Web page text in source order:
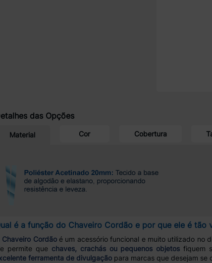
das Opções
Material Cor Cobertura
é a função do Chaveiro Cordão e por que ele é tão
Chaveiro Cordãoé um acessório funcional e muito utilizado no
permite que chaves, crachás ou pequenos objetos fiquem
ferramenta de divulgação para marcas que desejam